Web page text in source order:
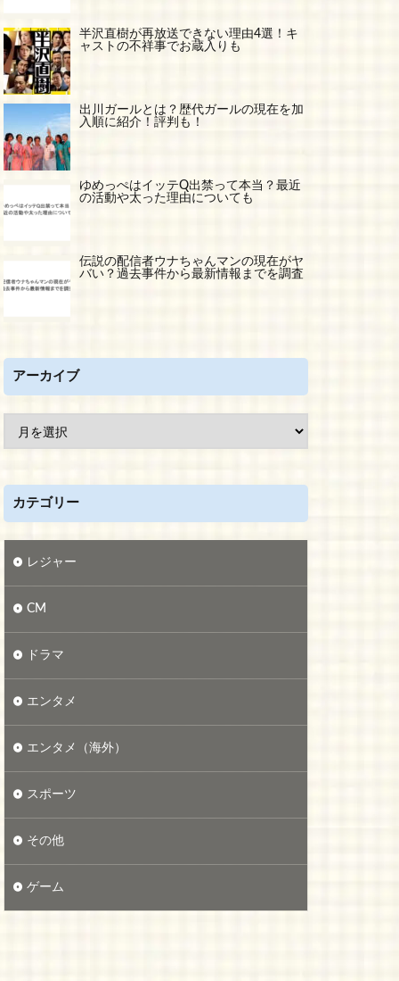
半沢直樹が再放送できない理由4選！キ
ャストの不祥事でお蔵入りも
出川ガールとは？歴代ガールの現在を加
入順に紹介！評判も！
ゆめっぺはイッテQ出禁って本当？最近
の活動や太った理由についても
伝説の配信者ウナちゃんマンの現在がヤ
バい？過去事件から最新情報までを調査
アーカイブ
カテゴリー
レジャー
CM
ドラマ
エンタメ
エンタメ（海外）
スポーツ
その他
ゲーム